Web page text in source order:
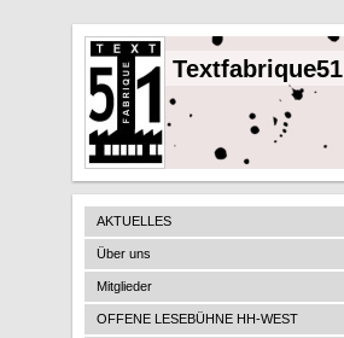
Textfabrique51
AKTUELLES
Über uns
Mitglieder
OFFENE LESEBÜHNE HH-WEST